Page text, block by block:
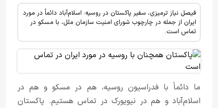
فیصل نیاز ترمیزی، سفیر پاکستان در روسیه: اسلام‌آباد دائماً در مورد
ایران از جمله در چارچوب شورای امنیت سازمان ملل، با مسکو در
تماس است.
ما دائماً با فدراسیون روسیه، هم در مسکو و هم در
اسلام‌آباد و هم در نیویورک در تماس هستیم. پاکستان